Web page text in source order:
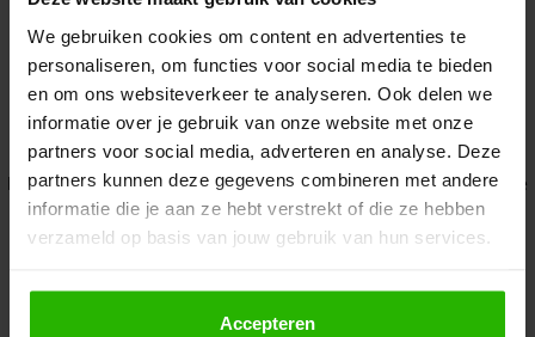
We gebruiken cookies om content en advertenties te
personaliseren, om functies voor social media te bieden
en om ons websiteverkeer te analyseren. Ook delen we
informatie over je gebruik van onze website met onze
partners voor social media, adverteren en analyse. Deze
partners kunnen deze gegevens combineren met andere
informatie die je aan ze hebt verstrekt of die ze hebben
verzameld op basis van jouw gebruik van hun services.
Als je op "Accepteer" klikt, dan geef je Voordeeluitjes.nl
toestemming om cookies voor social media en
Accepteren
Application error: a client-side exception has occurred while
loadingwww.voordeeluitjes.nl (see the browser console for more
information).